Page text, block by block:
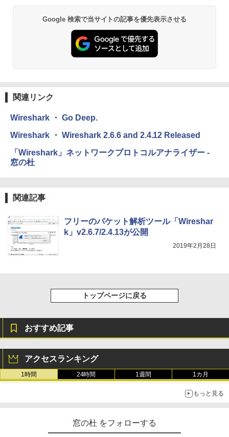
￥19,980
Kindle Paperwhite シグニチャーエディ
ション (32GB) 7インチディスプレイ、明
るさ自動調整、色調調節ライト、12週間
Amazon Kindle Colorsoft | 16GBストレ
イ、色調調節ライト、最大8週間持続バッ
New Amazon Kindle Scribe Colorsoft |
11インチカラーディスプレイ、64GBスト
レージ、ノート機能搭載、明るさ自動調
整、色調調節ライト、プレミアムペン付
Google 検索で当サイトの記事を優先表示させる
関連リンク
Wireshark ・ Go Deep.
Wireshark ・ Wireshark 2.6.6 and 2.4.12 Released
「Wireshark」ネットワークプロトコルアナライザー -
窓の杜
関連記事
フリーのパケット解析ツール「Wireshar
k」v2.6.7/2.4.13が公開
2019年2月28日
トップページに戻る
おすすめ記事
アクセスランキング
1時間 24時間 1週間 1カ月
もっと見る
窓の杜 をフォローする